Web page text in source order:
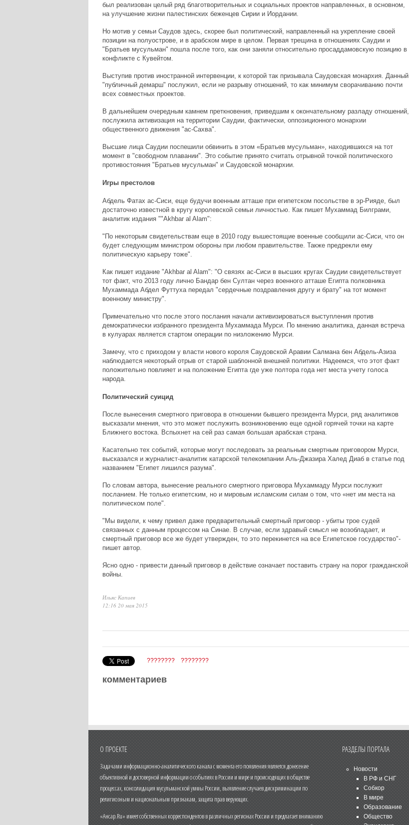
был реализован целый ряд благотворительных и социальных проектов направленных, в основном,
на улучшение жизни палестинских беженцев Сирии и Иордании.
Но мотив у семьи Саудов здесь, скорее был политический, направленный на укрепление своей
позиции на полуострове, и в арабском мире в целом. Первая трещина в отношениях Саудии и
"Братьев мусульман" пошла после того, как они заняли относительно просаддамовскую позицию в
конфликте с Кувейтом.
Выступив против иностранной интервенции, к которой так призывала Саудовская монархия. Данный
"публичный демарш" послужил, если не разрыву отношений, то как минимум сворачиванию почти
всех совместных проектов.
В дальнейшем очередным камнем преткновения, приведшим к окончательному разладу отношений,
послужила активизация на территории Саудии, фактически, оппозиционного монархии
общественного движения "ас-Сахва".
Высшие лица Саудии поспешили обвинить в этом «Братьев мусульман», находившихся на тот
момент в "свободном плавании". Это событие принято считать отрывной точкой политического
противостояния "Братьев мусульман" и Саудовской монархии.
Игры престолов
Абдель Фатах ас-Сиси, еще будучи военным атташе при египетском посольстве в эр-Рияде, был
достаточно известной в кругу королевской семьи личностью. Как пишет Мухаммад Билграми,
аналитик издания ""Akhbar al Alam":
"По некоторым свидетельствам еще в 2010 году вышестоящие военные сообщили ас-Сиси, что он
будет следующим министром обороны при любом правительстве. Также предрекли ему
политическую карьеру тоже".
Как пишет издание "Akhbar al Alam": "О связях ас-Сиси в высших кругах Саудии свидетельствует
тот факт, что 2013 году лично Бандар бен Султан через военного атташе Египта полковника
Мухаммада Абдел Футтуха передал "сердечные поздравления другу и брату" на тот момент
военному министру".
Примечательно что после этого послания начали активизироваться выступления против
демократически избранного президента Мухаммада Мурси. По мнению аналитика, данная встреча
в кулуарах является стартом операции по низложению Мурси.
Замечу, что с приходом у власти нового короля Саудовской Аравии Салмана бен Абдель-Азиза
наблюдается некоторый отрыв от старой шаблонной внешней политики. Надеемся, что этот факт
положительно повлияет и на положение Египта где уже полтора года нет места учету голоса
народа.
Политический суицид
После вынесения смертного приговора в отношении бывшего президента Мурси, ряд аналитиков
высказали мнения, что это может послужить возникновению еще одной горячей точки на карте
Ближнего востока. Вспыхнет на сей раз самая большая арабская страна.
Касательно тех событий, которые могут последовать за реальным смертным приговором Мурси,
высказался и журналист-аналитик катарской телекомпании Аль-Джазира Халед Диаб в статье под
названием "Египет лишился разума".
По словам автора, вынесение реального смертного приговора Мухаммаду Мурси послужит
посланием. Не только египетским, но и мировым исламским силам о том, что «нет им места на
политическом поле".
"Мы видели, к чему привел даже предварительный смертный приговор - убиты трое судей
связанных с данным процессом на Синае. В случае, если здравый смысл не возобладает, и
смертный приговор все же будет утвержден, то это перекинется на все Египетское государство"-
пишет автор.
Ясно одно - привести данный приговор в действие означает поставить страну на порог гражданской
войны.
Ильяс Капиев
12:16 20 мая 2015
???????? ????????
комментариев
О ПРОЕКТЕ
Задачами информационно-аналитического канала с момента его появления является донесение
объективной и достоверной информации о событиях в России и мире и происходящих в обществе
процессах, консолидация мусульманской уммы России, выявление случаев дискриминации по
религиозным и национальным признакам, защита прав верующих.
«Ансар.Ru» имеет собственных корреспондентов в различных регионах России и предлагает вниманию
РАЗДЕЛЫ ПОРТАЛА
Новости
В РФ и СНГ
Собкор
В мире
Образование
Общество